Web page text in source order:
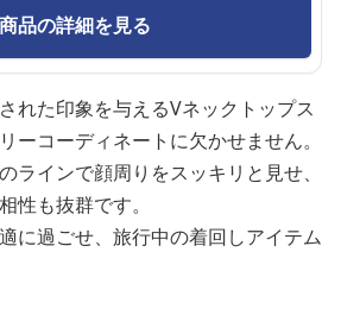
商品の詳細を見る
れた印象を与えるVネックトップス
ーコーディネートに欠かせません。
ラインで顔周りをスッキリと見せ、
性も抜群です。
に過ごせ、旅行中の着回しアイテム